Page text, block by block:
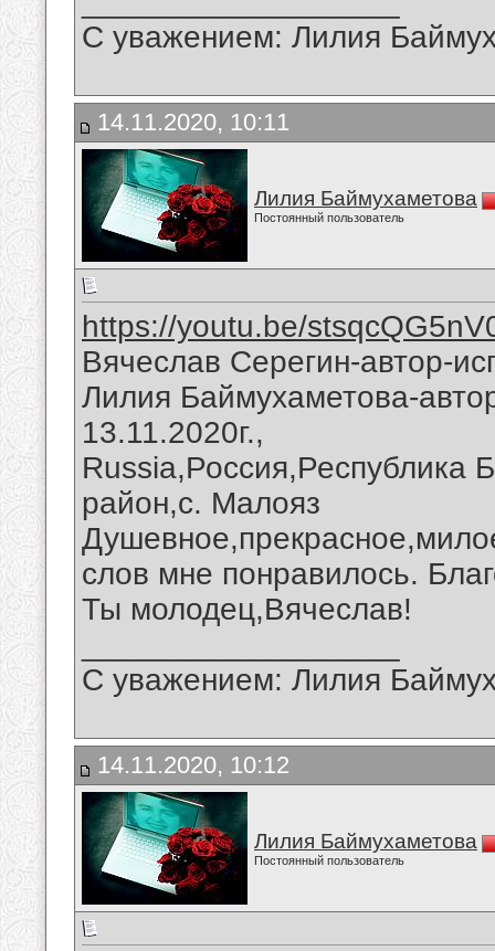
С уважением: Лилия
14.11.2020, 10:11
Лилия Баймухаметова
Постоянный пользователь
https://youtu.be/
Вячеслав Серегин-автор-
Лилия Баймухаметова-
13.11.2020г.,
Russia,Россия,Республика
район,с. Малояз
слов мне понравилось.
Ты молодец,Вячеслав!
С уважением: Лилия
14.11.2020, 10:12
Лилия Баймухаметова
Постоянный пользователь